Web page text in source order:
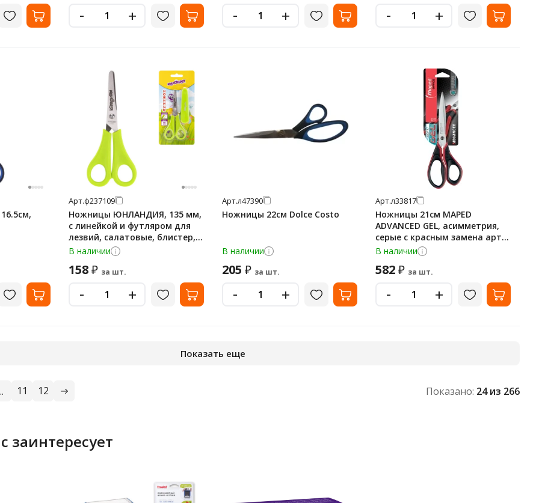
- + - + - +
Арт.ф237109
Ножницы ЮНЛАНДИЯ, 135 мм,
с линейкой и футляром для
лезвий, салатовые, блистер,
237109
В наличии
158₽ за шт.
- +
Арт.л47390
Ножницы 22см Dolce Costo
В наличии
205 ₽ за шт.
- +
Арт.л33817
Ножницы 21см MAPED
ADVANCED GEL, асимметрия,
серые с красным замена арт.
599010
В наличии
582₽ за шт.
- +
Показать еще
11 12 Показано: 24из 266
заинтересует